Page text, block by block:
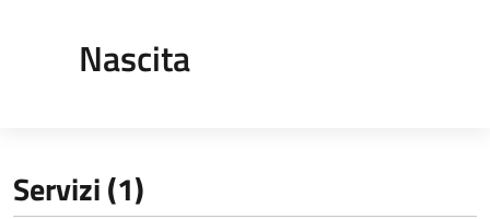
Nascita
Servizi (1)